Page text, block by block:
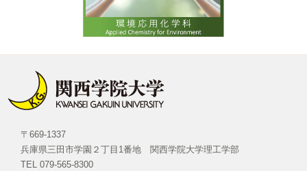
〒669-1337
兵庫県三田市学園２丁目1番地 関西学院大学理工学部
TEL 079-565-8300